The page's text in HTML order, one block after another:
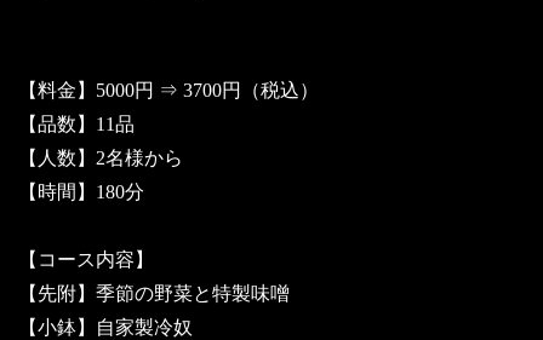
【料金】5000円 ⇒ 3700円（税込）
【品数】11品
【人数】2名様から
【時間】180分
【コース内容】
【先附】季節の野菜と特製味噌
【小鉢】自家製冷奴